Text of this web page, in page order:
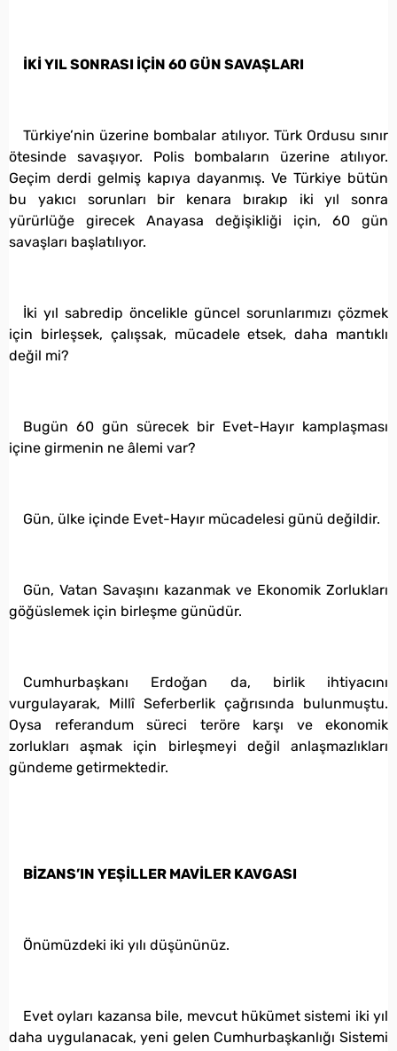
İKİ YIL SONRASI İÇİN 60 GÜN SAVAŞLARI
Türkiye’nin üzerine bombalar atılıyor. Türk Ordusu sınır
ötesinde savaşıyor. Polis bombaların üzerine atılıyor.
Geçim derdi gelmiş kapıya dayanmış. Ve Türkiye bütün
bu yakıcı sorunları bir kenara bırakıp iki yıl sonra
yürürlüğe girecek Anayasa değişikliği için, 60 gün
savaşları başlatılıyor.
İki yıl sabredip öncelikle güncel sorunlarımızı çözmek
için birleşsek, çalışsak, mücadele etsek, daha mantıklı
değil mi?
Bugün 60 gün sürecek bir Evet-Hayır kamplaşması
içine girmenin ne âlemi var?
Gün, ülke içinde Evet-Hayır mücadelesi günü değildir.
Gün, Vatan Savaşını kazanmak ve Ekonomik Zorlukları
göğüslemek için birleşme günüdür.
Cumhurbaşkanı Erdoğan da, birlik ihtiyacını
vurgulayarak, Millî Seferberlik çağrısında bulunmuştu.
Oysa referandum süreci teröre karşı ve ekonomik
zorlukları aşmak için birleşmeyi değil anlaşmazlıkları
gündeme getirmektedir.
BİZANS’IN YEŞİLLER MAVİLER KAVGASI
Önümüzdeki iki yılı düşününüz.
Evet oyları kazansa bile, mevcut hükümet sistemi iki yıl
daha uygulanacak, yeni gelen Cumhurbaşkanlığı Sistemi